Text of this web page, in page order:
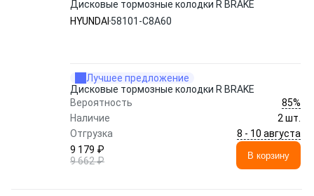
Дисковые тормозные колодки R BRAKE
HYUNDAI 58101-C8A60
Лучшее предложение
Дисковые тормозные колодки R BRAKE
Вероятность
85%
Наличие
2 шт.
Отгрузка
8 - 10 августа
9 179 ₽
9 662 ₽
В корзину